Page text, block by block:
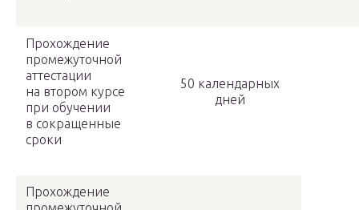
Прохождение
промежуточной
аттестации
на втором курсе
при обучении
в сокращенные
сроки
50 календарных
дней
Прохождение